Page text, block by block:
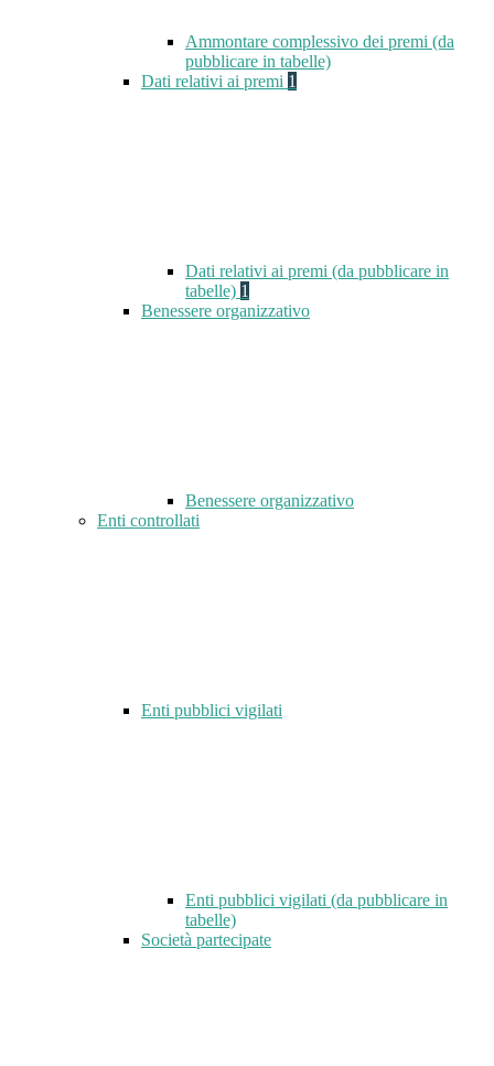
Ammontare complessivo dei premi (da
pubblicare in tabelle)
Dati relativi ai premi 1
Dati relativi ai premi (da pubblicare in
tabelle) 1
Benessere organizzativo
Benessere organizzativo
Enti controllati
Enti pubblici vigilati
Enti pubblici vigilati (da pubblicare in
tabelle)
Società partecipate